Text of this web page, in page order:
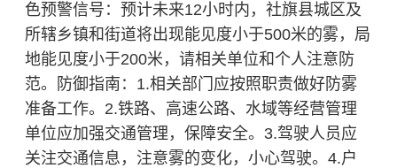
色预警信号：预计未来12小时内，社旗县城区及
所辖乡镇和街道将出现能见度小于500米的雾，局
地能见度小于200米，请相关单位和个人注意防
范。防御指南：1.相关部门应按照职责做好防雾
准备工作。2.铁路、高速公路、水域等经营管理
单位应加强交通管理，保障安全。3.驾驶人员应
关注交通信息，注意雾的变化，小心驾驶。4.户